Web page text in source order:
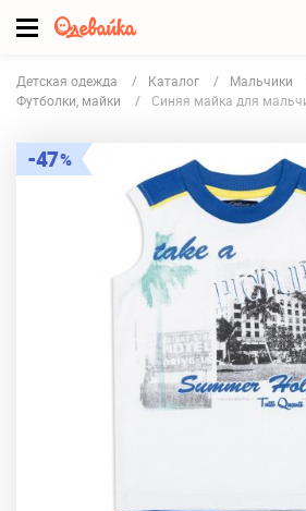
Детская одежда Каталог Мальчики
Футболки, майки
Синяя майка для
47